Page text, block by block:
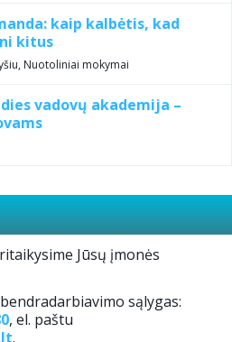
kaip kalbėtis, kad
kitus
Nuotoliniai mokymai
vadovų akademija –
Jūsų įmonės
sąlygas:
, el. paštu
.